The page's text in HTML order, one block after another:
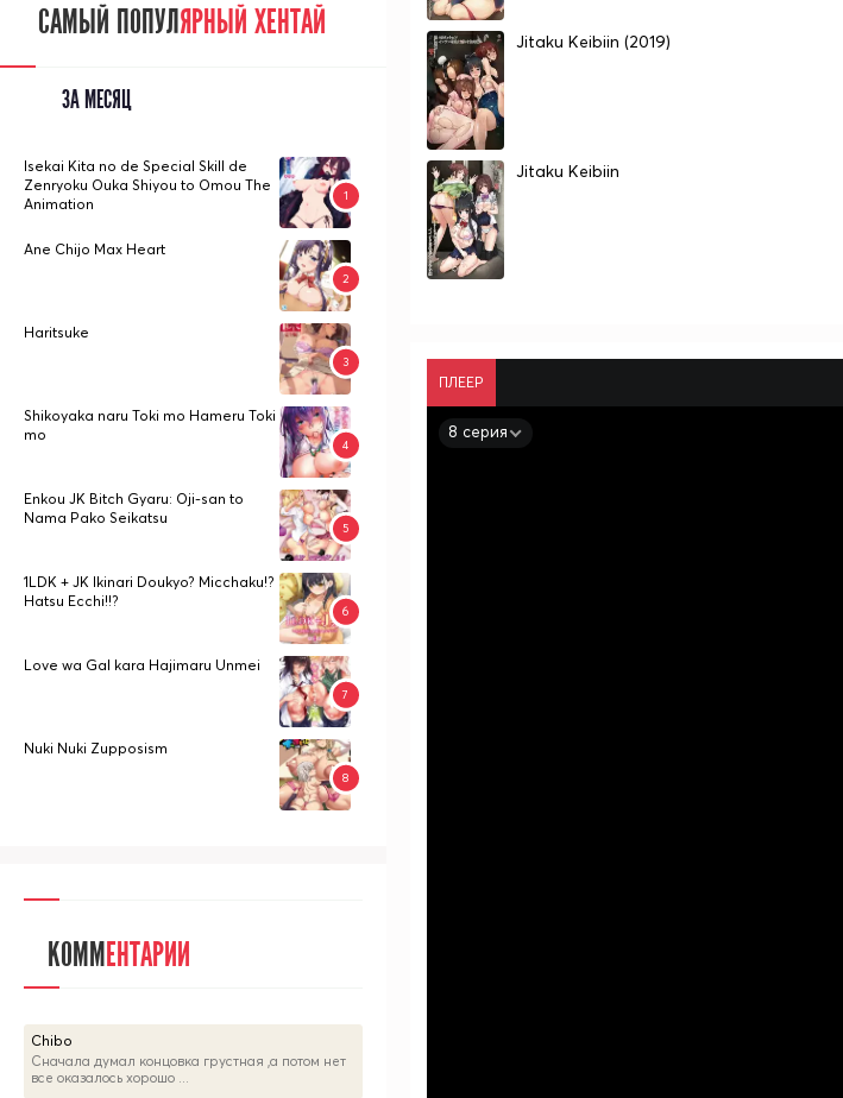
Jitaku Keibiin (2019)
Jitaku Keibiin
ПЛЕЕР
8 серия
САМЫЙ ПОПУЛЯРНЫЙ ХЕНТАЙ
ЗА МЕСЯЦ
Isekai Kita no de Special Skill de
Zenryoku Ouka Shiyou to Omou The
Animation
Ane Chijo Max Heart
Haritsuke
Shikoyaka naru Toki mo Hameru Toki
mo
Enkou JK Bitch Gyaru: Oji-san to
Nama Pako Seikatsu
1LDK + JK Ikinari Doukyo? Micchaku!?
Hatsu Ecchi!!?
Love wa Gal kara Hajimaru Unmei
Nuki Nuki Zupposism
КОММЕНТАРИИ
Chibo
Сначала думал концовка грустная ,а потом нет
все оказалось хорошо ...